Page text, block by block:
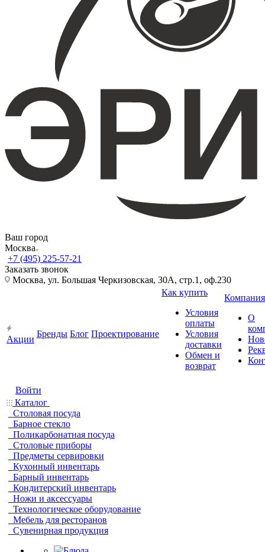
Ваш город
Москва
+7 (495) 225-57-21
Заказать звонок
Москва, ул. Большая Черкизовская, 30А, стр.1, оф.230
Акции
Бренды Блог Проектирование
Как купить
Условия
оплаты
Условия
доставки
Обмен и
возврат
Компания
О
Войти
Каталог
Столовая посуда
Барное стекло
Поликарбонатная посуда
Столовые приборы
Предметы сервировки
Кухонный инвентарь
Барный инвентарь
Кондитерский инвентарь
Ножи и аксессуары
Технологическое оборудование
Мебель для ресторанов
Сувенирная продукция